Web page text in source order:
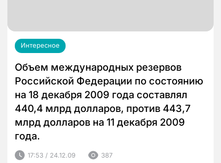
Интересное
Объем международных резервов
Российской Федерации по состоянию
на 18 декабря 2009 года составлял
440,4 млрд долларов, против 443,7
млрд долларов на 11 декабря 2009
года.
17:53 / 24.12.09 387